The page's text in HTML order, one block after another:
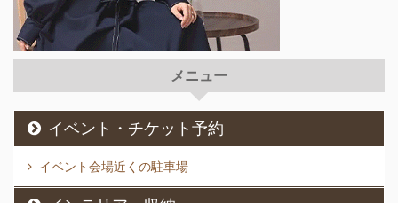
メニュー
イベント・チケット予約
イベント会場近くの駐車場